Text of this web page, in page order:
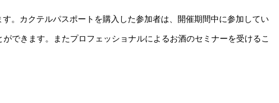
。カクテルパスポートを購入した参加者は、開催期間中に参加してい
できます。またプロフェッショナルによるお酒のセミナーを受けるこ